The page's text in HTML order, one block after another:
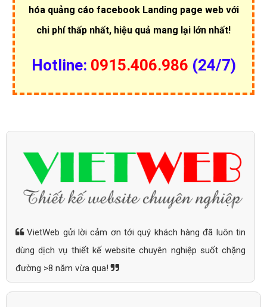
hóa quảng cáo facebook Landing page web với
chi phí thấp nhất, hiệu quả mang lại lớn nhất!
Hotline: 0915.406.986 (24/7)
VietWeb gửi lời cảm ơn tới quý khách hàng đã luôn tin
dùng dịch vụ thiết kế website chuyên nghiệp suốt chặng
đường >8 năm vừa qua!